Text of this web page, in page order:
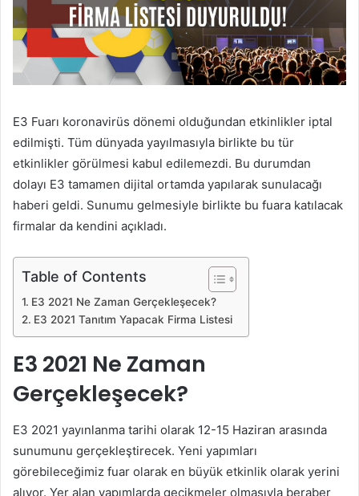
E3 Fuarı koronavirüs dönemi olduğundan etkinlikler iptal
edilmişti. Tüm dünyada yayılmasıyla birlikte bu tür
etkinlikler görülmesi kabul edilemezdi. Bu durumdan
dolayı E3 tamamen dijital ortamda yapılarak sunulacağı
haberi geldi. Sunumu gelmesiyle birlikte bu fuara katılacak
firmalar da kendini açıkladı.
Table of Contents
E3 2021 Ne Zaman Gerçekleşecek?
E3 2021 Tanıtım Yapacak Firma Listesi
E3 2021 Ne Zaman
Gerçekleşecek?
E3 2021 yayınlanma tarihi olarak 12-15 Haziran arasında
sunumunu gerçekleştirecek. Yeni yapımları
görebileceğimiz fuar olarak en büyük etkinlik olarak yerini
alıyor. Yer alan yapımlarda gecikmeler olmasıyla beraber